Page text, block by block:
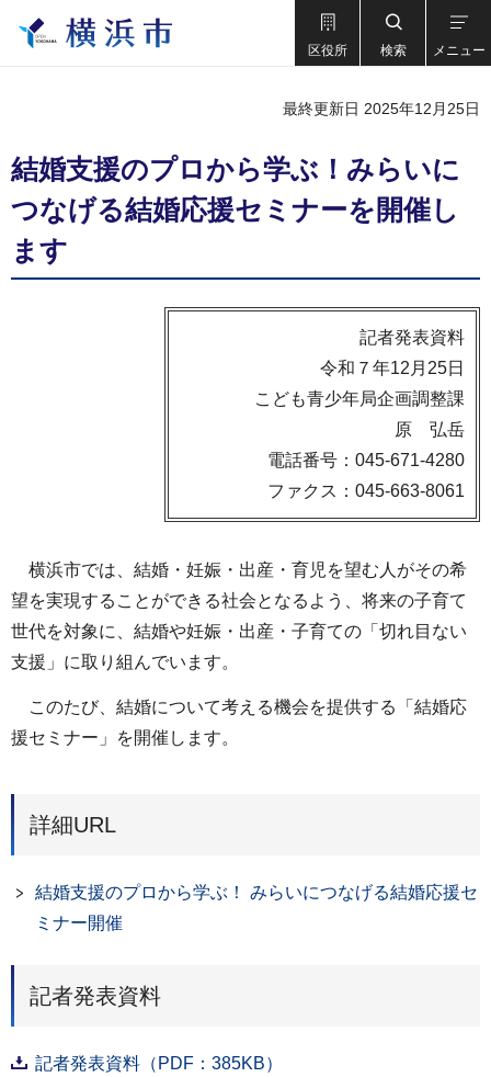
区役所 検索 メニュー
最終更新日 2025年12月25日
結婚支援のプロから学ぶ！みらいに
つなげる結婚応援セミナーを開催し
ます
記者発表資料
令和７年12月25日
こども青少年局企画調整課
原 弘岳
電話番号：045-671-4280
ファクス：045-663-8061
横浜市では、結婚・妊娠・出産・育児を望む人がその希
望を実現することができる社会となるよう、将来の子育て
世代を対象に、結婚や妊娠・出産・子育ての「切れ目ない
支援」に取り組んでいます。
このたび、結婚について考える機会を提供する「結婚応
援セミナー」を開催します。
詳細URL
結婚支援のプロから学ぶ！ みらいにつなげる結婚応援セ
ミナー開催
記者発表資料
記者発表資料（PDF：385KB）